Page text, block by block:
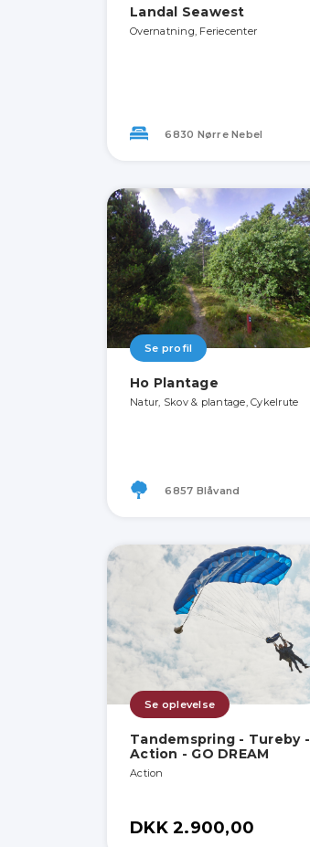
Landal Seawest
Overnatning, Feriecenter
6830 Nørre Nebel
Se profil
Ho Plantage
Natur, Skov & plantage, Cykelrute
6857 Blåvand
Se oplevelse
Tandemspring - Tureby -
Action - GO DREAM
Action
DKK 2.900,00